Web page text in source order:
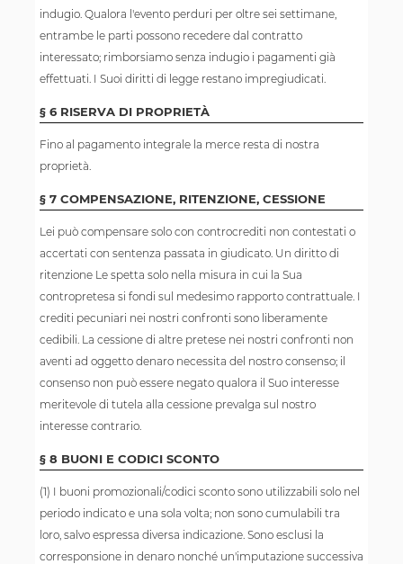
indugio. Qualora l'evento perduri per oltre sei settimane,
entrambe le parti possono recedere dal contratto
interessato; rimborsiamo senza indugio i pagamenti già
effettuati. I Suoi diritti di legge restano impregiudicati.
§ 6 RISERVA DI PROPRIETÀ
Fino al pagamento integrale la merce resta di nostra
proprietà.
§ 7 COMPENSAZIONE, RITENZIONE, CESSIONE
Lei può compensare solo con controcrediti non contestati o
accertati con sentenza passata in giudicato. Un diritto di
ritenzione Le spetta solo nella misura in cui la Sua
contropretesa si fondi sul medesimo rapporto contrattuale. I
crediti pecuniari nei nostri confronti sono liberamente
cedibili. La cessione di altre pretese nei nostri confronti non
aventi ad oggetto denaro necessita del nostro consenso; il
consenso non può essere negato qualora il Suo interesse
meritevole di tutela alla cessione prevalga sul nostro
interesse contrario.
§ 8 BUONI E CODICI SCONTO
(1) I buoni promozionali/codici sconto sono utilizzabili solo nel
periodo indicato e una sola volta; non sono cumulabili tra
loro, salvo espressa diversa indicazione. Sono esclusi la
corresponsione in denaro nonché un'imputazione successiva